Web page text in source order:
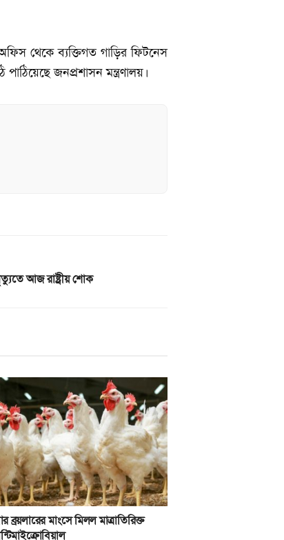
থেকে ব্যক্তিগত গাড়ির ফিটনেস
জনপ্রশাসন মন্ত্রণালয়।
আজ রাষ্ট্রীয় শোক
ব্রয়লারের মাংসে মিলল মাত্রাতিরিক্ত